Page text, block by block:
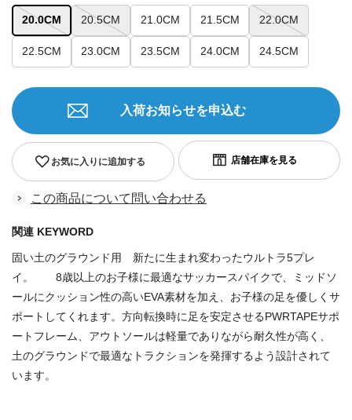
20.0CM 20.5CM 21.0CM 21.5CM 22.0CM
22.5CM 23.0CM 23.5CM 24.0CM 24.5CM
お気に入りに追加する
入荷お知らせを申込む
この商品について問い合わせる
関連 KEYWORD
固い土のグラウンド用 新たに生まれ変わったウルトラ5プレ
イ。 8歳以上のお子様に最適なサッカースパイクで、ミッドソ
ールにクッション性の高いEVA素材を加え、お子様の足を優しくサ
ポートしてくれます。方向転換時に足を安定させるPWRTAPEサポ
ートフレーム、アウトソールは軽量でありながら耐久性が高く、
土のグラウンドで最適なトラクションを発揮するよう設計されて
います。